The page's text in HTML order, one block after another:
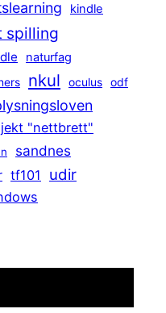
kindle
spilling
naturfag
nkul oculus odf
"nettbrett"
sandnes
tf101 udir